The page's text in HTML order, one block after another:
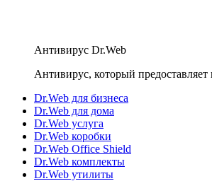
Антивирус Dr.Web
Антивирус, который
Dr.Web для бизнеса
Dr.Web для дома
Dr.Web услуга
Dr.Web коробки
Dr.Web Office Shield
Dr.Web комплекты
Dr.Web утилиты